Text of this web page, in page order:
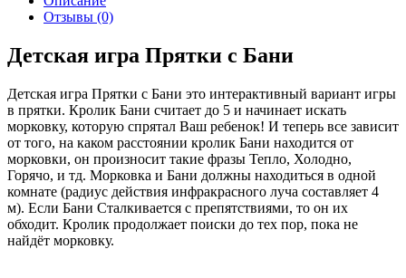
Отзывы (0)
Детская игра Прятки с Бани
Детская игра Прятки с Бани это интерактивный вариант игры
в прятки. Кролик Бани считает до 5 и начинает искать
морковку, которую спрятал Ваш ребенок! И теперь все зависит
от того, на каком расстоянии кролик Бани находится от
морковки, он произносит такие фразы Тепло, Холодно,
Горячо, и тд. Морковка и Бани должны находиться в одной
комнате (радиус действия инфракрасного луча составляет 4
м). Если Бани Сталкивается с препятствиями, то он их
обходит. Кролик продолжает поиски до тех пор, пока не
найдёт морковку.